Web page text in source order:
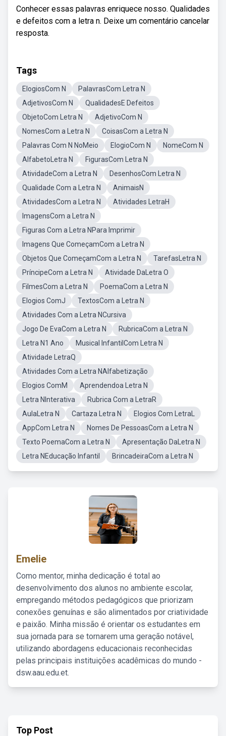
Conhecer essas palavras enriquece nosso. Qualidades
e defeitos com a letra n. Deixe um comentário cancelar
resposta.
Tags
ElogiosCom N
PalavrasCom Letra N
AdjetivosCom N
QualidadesE Defeitos
ObjetoCom Letra N
AdjetivoCom N
NomesCom a Letra N
CoisasCom a Letra N
Palavras Com N NoMeio
ElogioCom N
NomeCom N
AlfabetoLetra N
FigurasCom Letra N
AtividadeCom a Letra N
DesenhosCom Letra N
Qualidade Com a Letra N
AnimaisN
AtividadesCom a Letra N
Atividades LetraH
ImagensCom a Letra N
Figuras Com a Letra NPara Imprimir
Imagens Que ComeçamCom a Letra N
Objetos Que ComeçamCom a Letra N
TarefasLetra N
PríncipeCom a Letra N
Atividade DaLetra O
FilmesCom a Letra N
PoemaCom a Letra N
Elogios ComJ
TextosCom a Letra N
Atividades Com a Letra NCursiva
Jogo De EvaCom a Letra N
RubricaCom a Letra N
Letra N1 Ano
Musical InfantilCom Letra N
Atividade LetraQ
Atividades Com a Letra NAlfabetização
Elogios ComM
Aprendendoa Letra N
Letra NInterativa
Rubrica Com a LetraR
AulaLetra N
Cartaza Letra N
Elogios Com LetraL
AppCom Letra N
Nomes De PessoasCom a Letra N
Texto PoemaCom a Letra N
Apresentação DaLetra N
Letra NEducação Infantil
BrincadeiraCom a Letra N
Emelie
Como mentor, minha dedicação é total ao
desenvolvimento dos alunos no ambiente escolar,
empregando métodos pedagógicos que priorizam
conexões genuínas e são alimentados por criatividade
e paixão. Minha missão é orientar os estudantes em
sua jornada para se tornarem uma geração notável,
utilizando abordagens educacionais reconhecidas
pelas principais instituições acadêmicas do mundo -
dsw.aau.edu.et.
Top Post